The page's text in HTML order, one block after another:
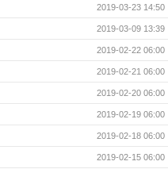
2019-03-23 14:50
2019-03-09 13:39
2019-02-22 06:00
2019-02-21 06:00
2019-02-20 06:00
2019-02-19 06:00
2019-02-18 06:00
2019-02-15 06:00